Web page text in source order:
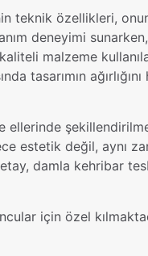
teknik özellikleri,
deneyimi sunarken,
malzeme
tasarımın
ellerinde
estetik değil, aynı
damla kehribar
için özel